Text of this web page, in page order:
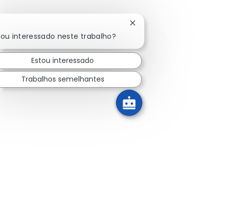
interessado neste trabalho?
Fechar notificação de
Estou interessado
Trabalhos semelhantes